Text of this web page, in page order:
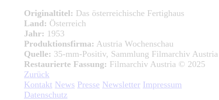
Originaltitel: Das österreichische Fertighaus
Land: Österreich
Jahr: 1953
Produktionsfirma: Austria Wochenschau
Quelle: 35-mm-Positiv, Sammlung Filmarchiv Austria
Restaurierte Fassung: Filmarchiv Austria © 2025
Zurück
Kontakt News Presse Newsletter Impressum
Datenschutz